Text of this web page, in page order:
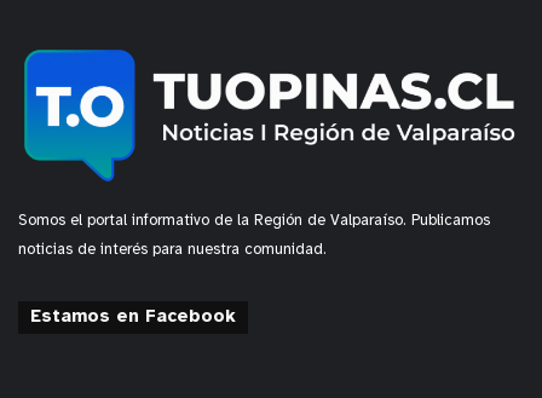
Somos el portal informativo de la Región de Valparaíso. Publicamos
noticias de interés para nuestra comunidad.
Estamos en Facebook